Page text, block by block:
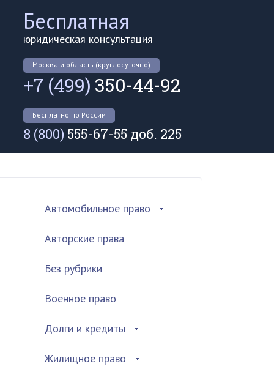
Бесплатная
юридическая консультация
Москва и область (круглосуточно)
+7 (499) 350-44-92
Бесплатно по России
8 (800) 555-67-55 доб. 225
Автомобильное право
Авторские права
Без рубрики
Военное право
Долги и кредиты
Жилищное право